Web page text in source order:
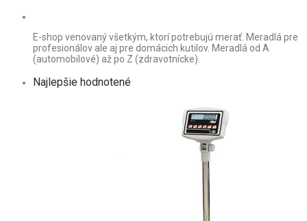
E-shop venovaný všetkým, ktorí potrebujú merať. Meradlá pre
profesionálov ale aj pre domácich kutilov. Meradlá od A
(automobilové) až po Z (zdravotnícke).
Najlepšie hodnotené